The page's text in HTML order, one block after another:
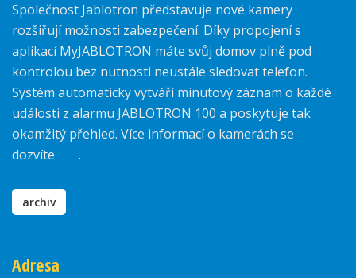
Společnost Jablotron představuje nové kamery
rozšiřují možnosti zabezpečení. Díky propojení s
aplikací MyJABLOTRON máte svůj domov plně pod
kontrolou bez nutnosti neustále sledovat telefon.
Systém automaticky vytváří minutový záznam o každé
události z alarmu JABLOTRON 100 a poskytuje tak
okamžitý přehled. Více informací o kamerách se
dozvíte
.
archiv
Adresa